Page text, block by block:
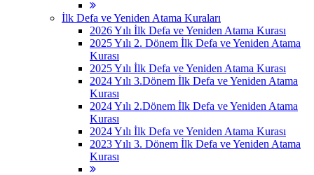
İlk Defa ve Yeniden Atama Kuraları
2026 Yılı İlk Defa ve Yeniden Atama Kurası
2025 Yılı 2. Dönem İlk Defa ve Yeniden Atama
Kurası
2025 Yılı İlk Defa ve Yeniden Atama Kurası
2024 Yılı 3.Dönem İlk Defa ve Yeniden Atama
Kurası
2024 Yılı 2.Dönem İlk Defa ve Yeniden Atama
Kurası
2024 Yılı İlk Defa ve Yeniden Atama Kurası
2023 Yılı 3. Dönem İlk Defa ve Yeniden Atama
Kurası